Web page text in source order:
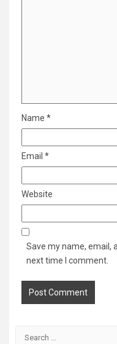
Name *
Email *
Website
Save my name, email,
next time I comment.